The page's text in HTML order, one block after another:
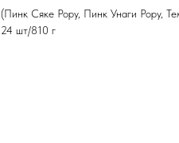
(Пинк Сяке Рору, Пинк Унаги Рору,
24 шт/810 г